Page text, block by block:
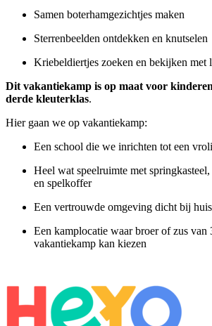
Samen boterhamgezichtjes maken
Sterrenbeelden ontdekken en knutselen
Kriebeldiertjes zoeken en bekijken met
Dit vakantiekamp is op maat voor
derde kleuterklas.
Hier gaan we op vakantiekamp:
Een school die we inrichten tot een
Heel wat speelruimte met
en spelkoffer
Een vertrouwde omgeving dicht bij huis
Een kamplocatie waar broer of zus van
vakantiekamp kan kiezen